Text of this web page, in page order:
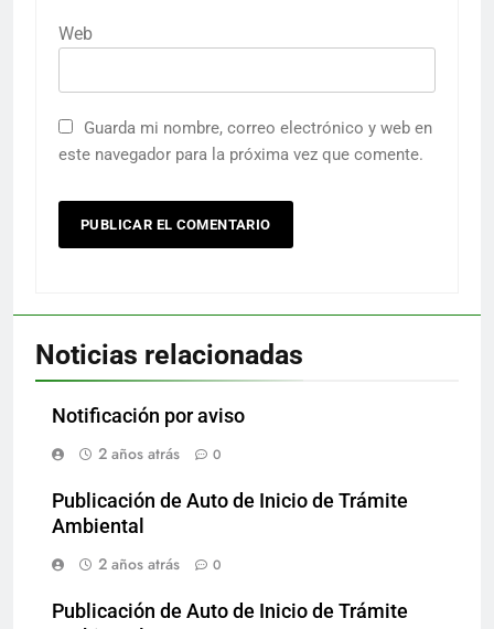
Web
Guarda mi nombre, correo electrónico y web en
este navegador para la próxima vez que comente.
Noticias relacionadas
Notificación por aviso
2 años atrás
0
Publicación de Auto de Inicio de Trámite
Ambiental
2 años atrás
0
Publicación de Auto de Inicio de Trámite